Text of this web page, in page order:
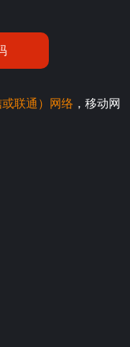
或联通）网络 ，移动网